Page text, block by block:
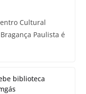
Cultural
Paulista é
biblioteca